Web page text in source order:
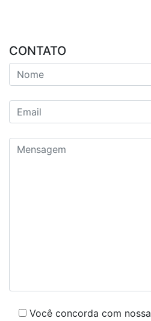
CONTATO
Você concorda com nossa